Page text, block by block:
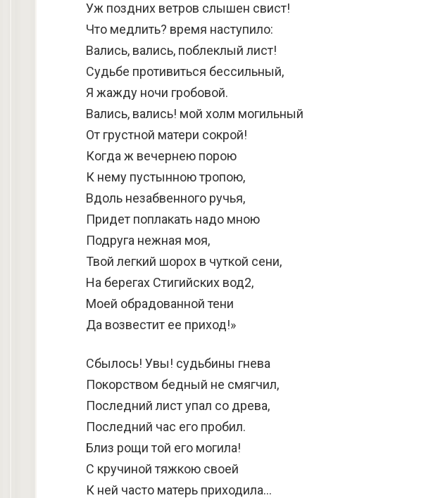
Уж поздних ветров слышен свист!
Что медлить? время наступило:
Вались, вались, поблеклый лист!
Судьбе противиться бессильный,
Я жажду ночи гробовой.
Вались, вались! мой холм могильный
От грустной матери сокрой!
Когда ж вечернею порою
К нему пустынною тропою,
Вдоль незабвенного ручья,
Придет поплакать надо мною
Подруга нежная моя,
Твой легкий шорох в чуткой сени,
На берегах Стигийских вод2,
Моей обрадованной тени
Да возвестит ее приход!»
Сбылось! Увы! судьбины гнева
Покорством бедный не смягчил,
Последний лист упал со древа,
Последний час его пробил.
Близ рощи той его могила!
С кручиной тяжкою своей
К ней часто матерь приходила…